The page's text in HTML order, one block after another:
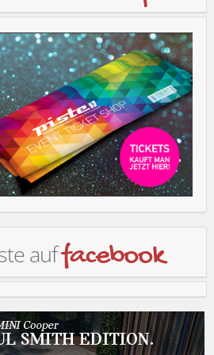
auffacebook